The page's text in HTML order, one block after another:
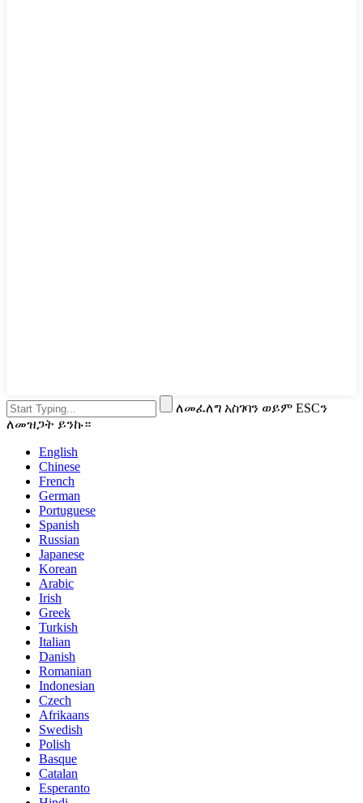
ለመፈለግ አስገባን ወይም ESCን
ለመዝጋት ይንኩ።
English
Chinese
French
German
Portuguese
Spanish
Russian
Japanese
Korean
Arabic
Irish
Greek
Turkish
Italian
Danish
Romanian
Indonesian
Czech
Afrikaans
Swedish
Polish
Basque
Catalan
Esperanto